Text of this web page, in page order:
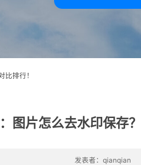
排行！
图片怎么去水印保存
发表者：qianqian